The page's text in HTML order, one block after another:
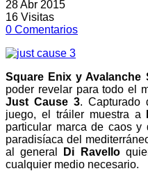
28 Abr 2015
16 Visitas
0 Comentarios
Square Enix y Avalanche
poder revelar para todo el
Just Cause 3. Capturado
juego, el tráiler muestra a
particular marca de caos y
paradisíaca del
al general
Di Ravello
cualquier medio necesario.